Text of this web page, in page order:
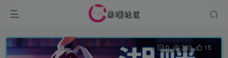
0 303 15